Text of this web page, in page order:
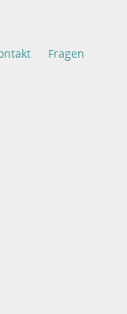
Fragen